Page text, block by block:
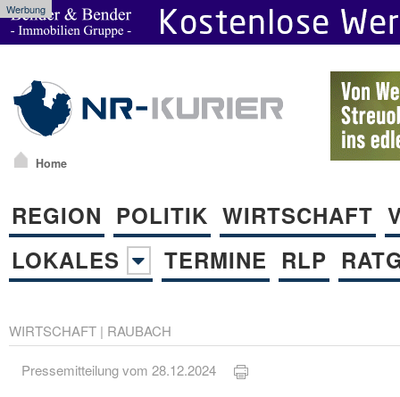
Werbung
Home
REGION POLITIK WIRTSCHAFT
LOKALES
TERMINE RLP
WIRTSCHAFT | RAUBACH
Pressemitteilung vom 28.12.2024